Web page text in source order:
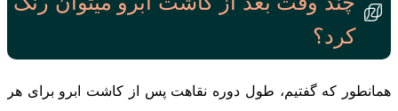
کرد؟
همانطور که گفتیم، طول دوره نقاهت پس از کاشت ابرو برای هر